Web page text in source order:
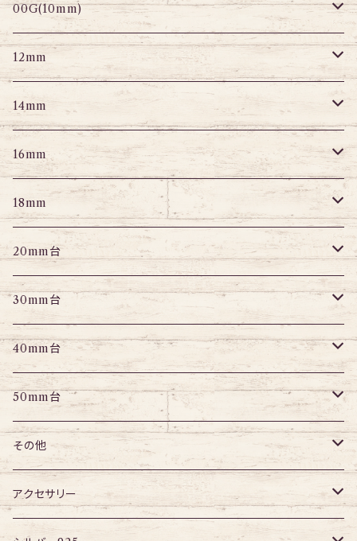
セグメントリング
ニップルピアス
スクランパー
フェイクプラグ
パーツ
セグメント
変形ピアス
ニップルピアス
パーツ
パーツ
プラグ
パーツ
プラグ
トンネル
アイレット
エキスパンダー
パーツ
プラグ
アイレット
エキスパンダー
パーツ
サーキュラー
トンネル
プラグ
アイレット
エキスパンダー
パーツ
プラグ
アイレット
エキスパンダー
パーツ
トンネル
プラグ
アイレット
エキスパンダー
パーツ
00G(10mm)
トンネル
プラグ
アイレット
エキスパンダー
パーツ
12mm
トンネル
プラグ
アイレット
エキスパンダー
パーツ
14mm
トンネル
プラグ
アイレット
エキスパンダー
パーツ
16mm
トンネル
プラグ
アイレット
パーツ
18mm
トンネル
プラグ
アイレット
パーツ
チューブ
20mm台
トンネル
プラグ
アイレット
パーツ
30mm台
トンネル
プラグ
アイレット
パーツ
40mm台
トンネル
プラグ
アイレット
50mm台
トンネル
プラグ
その他
ボディピアス・ピアス以外
アクセサリー